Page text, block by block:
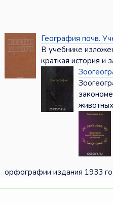
География почв.
В учебнике
краткая история и
орфографии издания 1933